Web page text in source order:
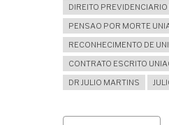
DIREITO
PENSAO POR MORTE
RECONHECIMENTO DE
CONTRATO ESCRITO
DR JULIO MARTINS